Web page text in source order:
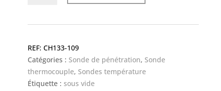
température
vide,
thermocouple
type
K,
CH133-109
Catégories : Sonde de pénétration, Sonde
thermocouple, Sondes température
Étiquette : sous vide